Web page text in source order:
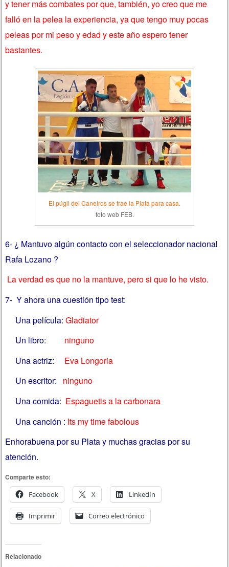
y tener más combates por que, también, yo creo que me
falló en la pelea la experiencia, ya que tengo muy pocas
peleas por mi peso y edad y este año espero tener
bastantes.
El púgil del Caneiros se trae la Plata para casa.
foto web FEB.
6- ¿ Mantuvo algún contacto con el seleccionador nacional
Rafa Lozano ?
La verdad es que no la mantuve, pero si que lo he visto.
7- Y ahora una cuestión tipo test:
Una película:Gladiator
Un libro:
ninguno
Una actriz: Eva Longoria
Un escritor: ninguno
Una comida: Espaguetis a la carbonara
Una canción : Its my time fabolous
Enhorabuena por su Plata y muchas gracias por su
atención.
Comparte esto:
Facebook
X LinkedIn
Imprimir Correo electrónico
Relacionado